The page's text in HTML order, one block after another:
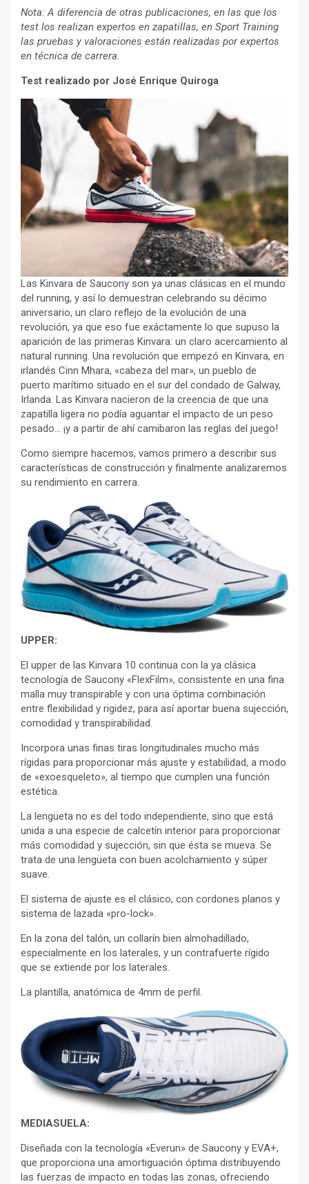
Nota: A diferencia de otras publicaciones, en las que los
test los realizan expertos en zapatillas, en Sport Training
las pruebas y valoraciones están realizadas por expertos
en técnica de carrera.
Test realizado por José Enrique Quiroga
Las Kinvara de Saucony son ya unas clásicas en el mundo
del running, y así lo demuestran celebrando su décimo
aniversario, un claro reflejo de la evolución de una
revolución, ya que eso fue exáctamente lo que supuso la
aparición de las primeras Kinvara: un claro acercamiento al
natural running. Una revolución que empezó en Kinvara, en
irlandés Cinn Mhara, «cabeza del mar», un pueblo de
puerto marítimo situado en el sur del condado de Galway,
Irlanda. Las Kinvara nacieron de la creencia de que una
zapatilla ligera no podía aguantar el impacto de un peso
pesado… ¡y a partir de ahí camibaron las reglas del juego!
Como siempre hacemos, vamos primero a describir sus
características de construcción y finalmente analizaremos
su rendimiento en carrera.
UPPER:
El upper de las Kinvara 10 continua con la ya clásica
tecnología de Saucony «FlexFilm», consistente en una fina
malla muy transpirable y con una óptima combinación
entre flexibilidad y rigidez, para así aportar buena sujección,
comodidad y transpirabilidad.
Incorpora unas finas tiras longitudinales mucho más
rígidas para proporcionar más ajuste y estabilidad, a modo
de «exoesqueleto», al tiempo que cumplen una función
estética.
La lengüeta no es del todo independiente, sino que está
unida a una especie de calcetín interior para proporcionar
más comodidad y sujección, sin que ésta se mueva. Se
trata de una lengüeta con buen acolchamiento y súper
suave.
El sistema de ajuste es el clásico, con cordones planos y
sistema de lazada «pro-lock».
En la zona del talón, un collarín bien almohadillado,
especialmente en los laterales, y un contrafuerte rígido
que se extiende por los laterales.
La plantilla, anatómica de 4mm de perfil.
MEDIASUELA:
Diseñada con la tecnología «Everun» de Saucony y EVA+,
que proporciona una amortiguación óptima distribuyendo
las fuerzas de impacto en todas las zonas, ofreciendo